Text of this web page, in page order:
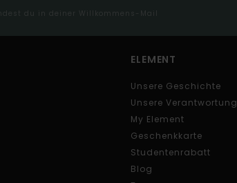
du in deiner Willkommens-Mail
ELEMENT
Unsere Geschichte
Unsere Verantwortung
My Element
Geschenkkarte
Studentenrabatt
Blog